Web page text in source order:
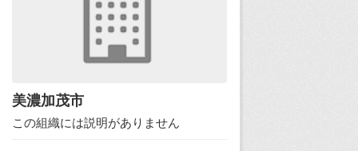
美濃加茂市
この組織には説明がありません